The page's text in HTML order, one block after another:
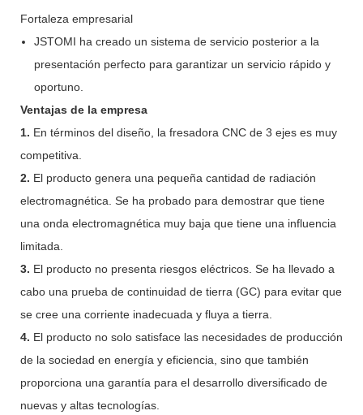
Fortaleza empresarial
JSTOMI ha creado un sistema de servicio posterior a la
presentación perfecto para garantizar un servicio rápido y
oportuno.
Ventajas de la empresa
1. En términos del diseño, la fresadora CNC de 3 ejes es muy
competitiva.
2. El producto genera una pequeña cantidad de radiación
electromagnética. Se ha probado para demostrar que tiene
una onda electromagnética muy baja que tiene una influencia
limitada.
3. El producto no presenta riesgos eléctricos. Se ha llevado a
cabo una prueba de continuidad de tierra (GC) para evitar que
se cree una corriente inadecuada y fluya a tierra.
4. El producto no solo satisface las necesidades de producción
de la sociedad en energía y eficiencia, sino que también
proporciona una garantía para el desarrollo diversificado de
nuevas y altas tecnologías.